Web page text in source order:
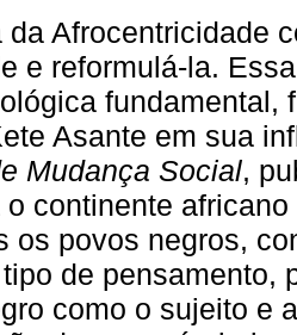
da Afrocentricidade
e reformulá-la.
fundamental,
Asante em sua
Mudança Social,
o continente
os povos negros,
tipo de
como o sujeito e